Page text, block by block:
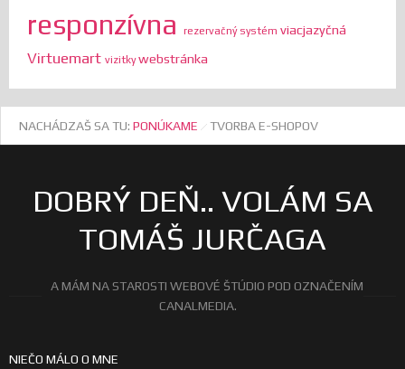
responzívna rezervačný systém viacjazyčná
Virtuemart vizitkywebstránka
NACHÁDZAŠ SA TU: PONÚKAME TVORBA E-SHOPOV
DOBRÝ DEŇ.. VOLÁM SA
TOMÁŠ JURČAGA
A MÁM NA STAROSTI WEBOVÉ ŠTÚDIO POD OZNAČENÍM
CANALMEDIA.
NIEČO MÁLO O MNE